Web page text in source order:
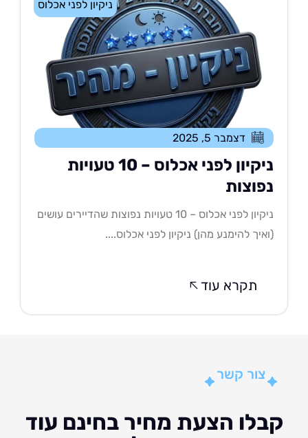
ניקיון לפני אכלוס
דצמבר 5, 2025
ניקיון לפני אכלוס – 10 טעויות
ניקיון לפני אכלוס – 10 טעויות נפוצות שהדיירים עושים
להימנע מהן) ניקיון לפני אכלוס....
תקרא עוד
צור קשר
הצעת מחיר בחינם עוד